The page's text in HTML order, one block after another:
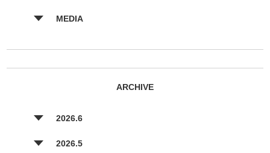
MEDIA
ARCHIVE
2026.6
2026.5